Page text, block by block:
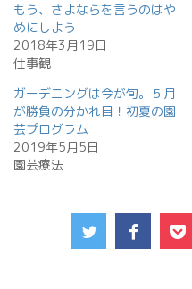
もう、さよならを言うのはや
めにしよう
2018年3月19日
仕事観
ガーデニングは今が旬。５月
が勝負の分かれ目！初夏の園
芸プログラム
2019年5月5日
園芸療法